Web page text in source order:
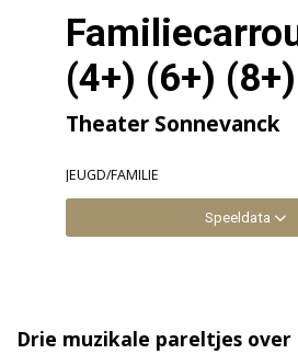
(4+) (6+) (8+)
Theater Sonnevanck
JEUGD/FAMILIE
Speeldata
Drie muzikale pareltjes over